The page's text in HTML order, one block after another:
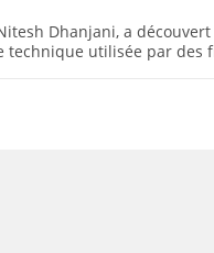
Dhanjani, a
technique utilisée par